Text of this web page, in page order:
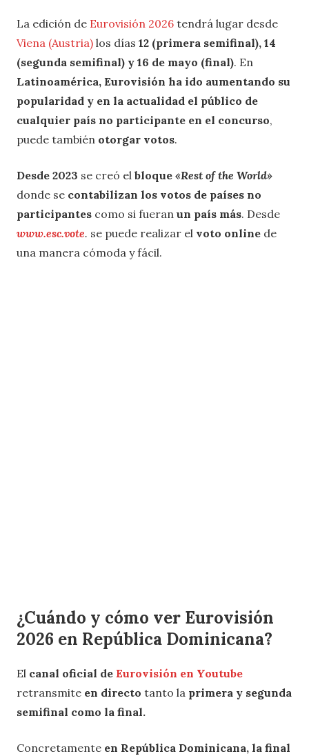
La edición de Eurovisión 2026 tendrá lugar desde
Viena (Austria) los días 12 (primera semifinal), 14
(segunda semifinal) y 16 de mayo (final). En
Latinoamérica, Eurovisión ha ido aumentando su
popularidad y en la actualidad el público de
cualquier país no participante en el concurso,
puede también otorgar votos.
Desde 2023 se creó el bloque «Rest of the World»
donde se contabilizan los votos de países no
participantes como si fueran un país más. Desde
www.esc.vote. se puede realizar el voto online de
una manera cómoda y fácil.
¿Cuándo y cómo ver Eurovisión
2026 en República Dominicana?
El canal oficial de Eurovisión en Youtube
retransmite en directo tanto la primera y segunda
semifinal como la final.
Concretamente en República Dominicana, la final